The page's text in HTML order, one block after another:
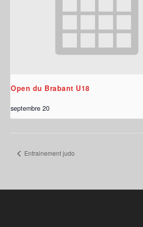
Open du Brabant U18
septembre 20
Entrainement judo